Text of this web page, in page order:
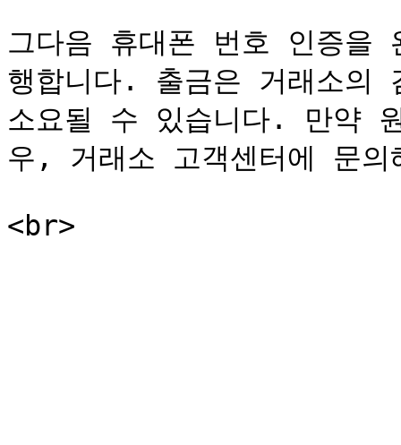
그다음 휴대폰 번호 인증을
행합니다. 출금은 거래소의
소요될 수 있습니다. 만약
우, 거래소 고객센터에 문의